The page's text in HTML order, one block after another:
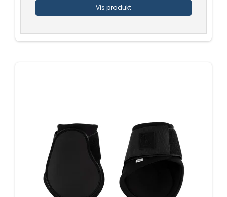
Vis produkt